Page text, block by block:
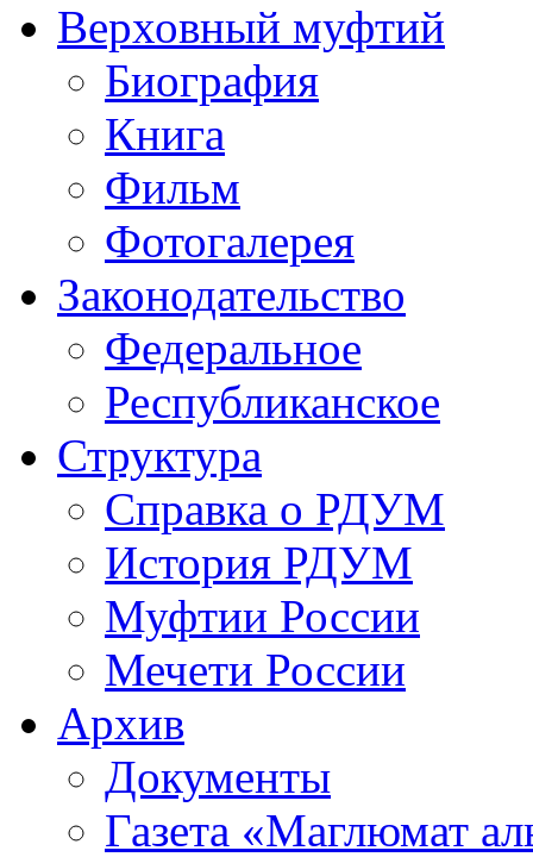
Верховный муфтий
Биография
Книга
Фильм
Фотогалерея
Законодательство
Федеральное
Республиканское
Структура
Справка о РДУМ
История РДУМ
Муфтии России
Мечети России
Архив
Документы
Газета «Маглюмат